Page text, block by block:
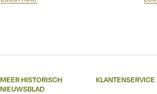
binnenkort een nieuwe woonwijk
Over een paar jaar staat het
MEER HISTORISCH
NIEUWSBLAD
KLANTENSERVICE